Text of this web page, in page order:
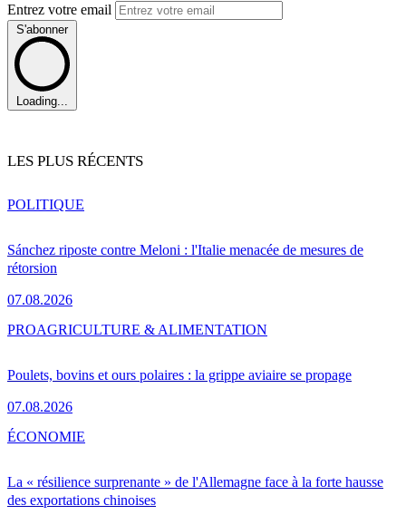
Entrez votre email
S'abonner
Loading...
LES PLUS RÉCENTS
Sánchez riposte contre Meloni : l'Italie menacée de mesures de
rétorsion
07.08.2026
POLITIQUE
Poulets, bovins et ours polaires : la grippe aviaire se propage
07.08.2026
PROAGRICULTURE & ALIMENTATION
La « résilience surprenante » de l'Allemagne face à la forte hausse
des exportations chinoises
ÉCONOMIE